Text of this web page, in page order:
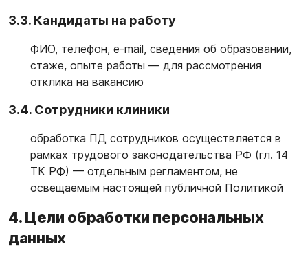
3.3. Кандидаты на работу
ФИО, телефон, e-mail, сведения об образовании,
стаже, опыте работы — для рассмотрения
отклика на вакансию
3.4. Сотрудники клиники
обработка ПД сотрудников осуществляется в
рамках трудового законодательства РФ (гл. 14
ТК РФ) — отдельным регламентом, не
освещаемым настоящей публичной Политикой
4. Цели обработки персональных
данных